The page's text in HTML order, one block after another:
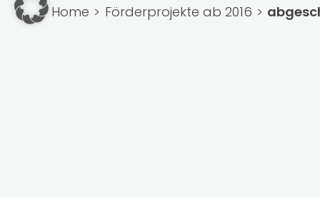
Home Förderprojekte ab 2016